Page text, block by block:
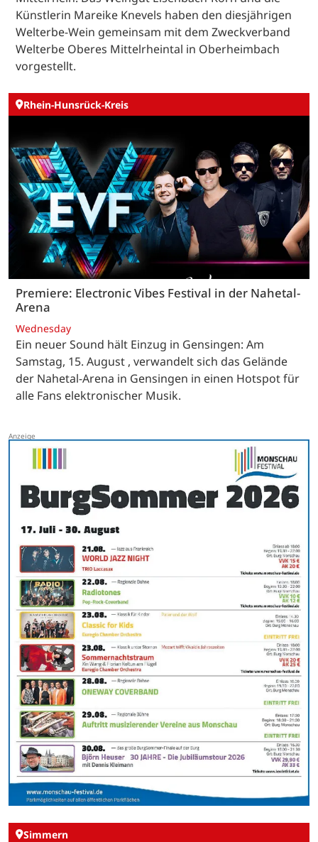
Künstlerin Mareike Knevels haben den diesjährigen
Welterbe-Wein gemeinsam mit dem Zweckverband
Welterbe Oberes Mittelrheintal in Oberheimbach
vorgestellt.
Rhein-Hunsrück-Kreis
Premiere: Electronic Vibes Festival in der Nahetal-
Arena
Wednesday
Ein neuer Sound hält Einzug in Gensingen: Am
Samstag, 15. August , verwandelt sich das Gelände
der Nahetal-Arena in Gensingen in einen Hotspot für
alle Fans elektronischer Musik.
Simmern